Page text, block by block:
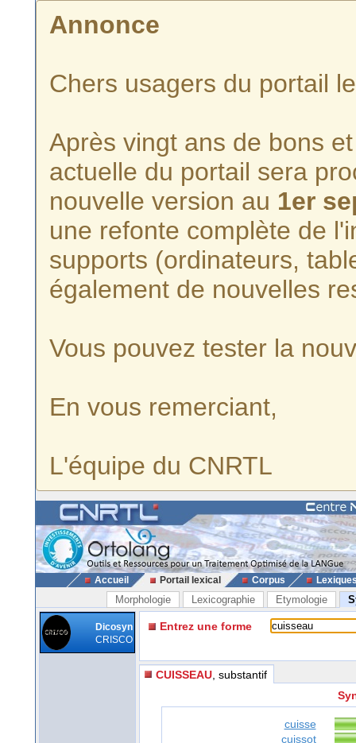
Annonce
Chers usagers du portail
Après vingt ans de bons
actuelle du portail sera
nouvelle version au 1er
une refonte complète de
supports (ordinateurs,
également de nouvelles
Vous pouvez tester la
En vous remerciant,
L'équipe du CNRTL
Accueil Portail lexical Corpus
Morphologie Lexicographie Etymologie
Dicosyn
CRISCO
Entrez une forme
CUISSEAU , substantif
cuisse
cuissot